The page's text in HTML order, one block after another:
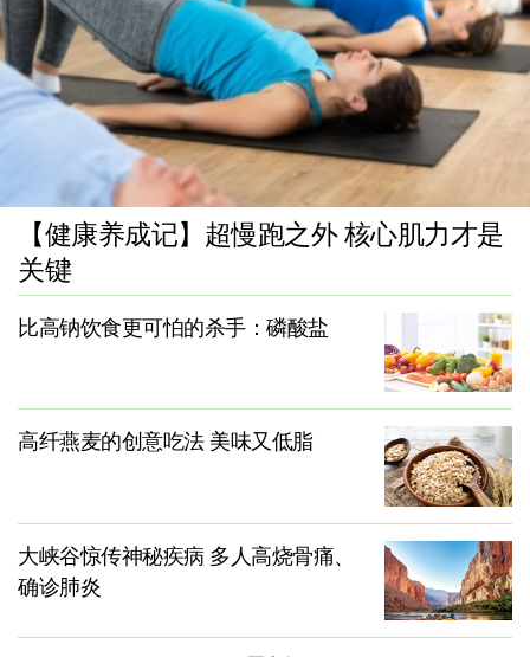
【健康养成记】超慢跑之外 核心肌力才是
关键
比高钠饮食更可怕的杀手：磷酸盐
高纤燕麦的创意吃法 美味又低脂
大峡谷惊传神秘疾病 多人高烧骨痛、
确诊肺炎